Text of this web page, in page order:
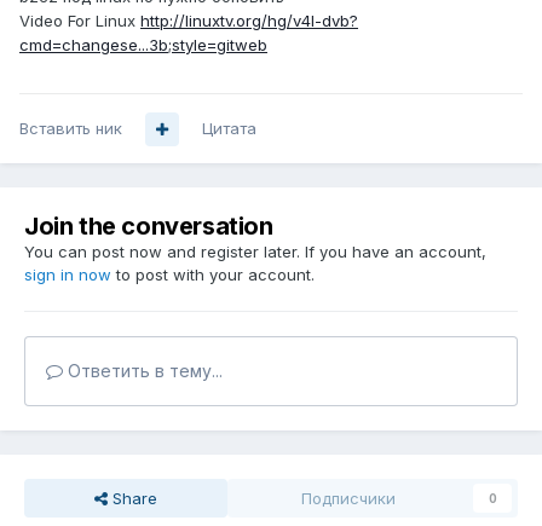
Video For Linux http://linuxtv.org/hg/v4l-dvb?
cmd=changese...3b;style=gitweb
Вставить ник Цитата
Join the conversation
You can post now and register later. If you have an account,
sign in now to post with your account.
Ответить в тему...
Share Подписчики 0